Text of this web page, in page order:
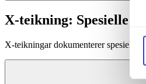
X-teikning: Spesielle
X-teikningar dokumenterer spesielle